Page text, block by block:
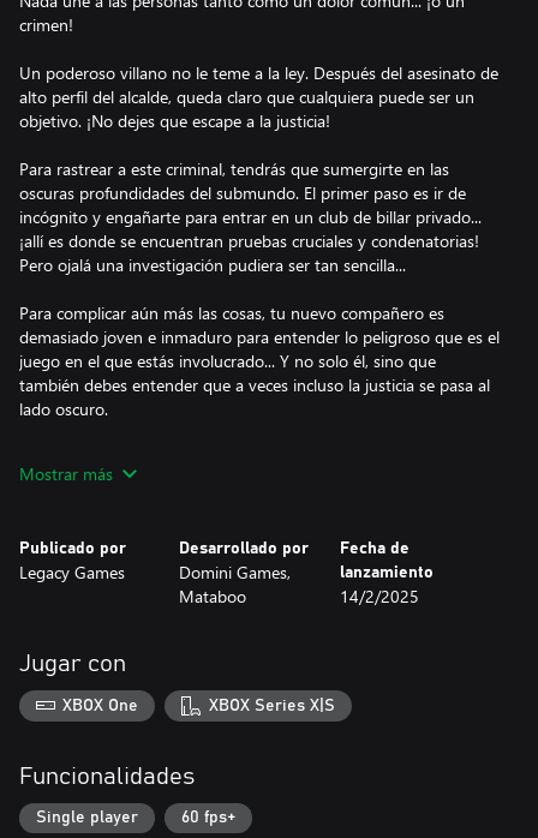
crimen!
Un poderoso villano no le teme a la ley. Después del asesinato de
alto perfil del alcalde, queda claro que cualquiera puede ser un
objetivo. ¡No dejes que escape a la justicia!
Para rastrear a este criminal, tendrás que sumergirte en las
oscuras profundidades del submundo. El primer paso es ir de
incógnito y engañarte para entrar en un club de billar privado...
¡allí es donde se encuentran pruebas cruciales y condenatorias!
Pero ojalá una investigación pudiera ser tan sencilla...
Para complicar aún más las cosas, tu nuevo compañero es
demasiado joven e inmaduro para entender lo peligroso que es el
juego en el que estás involucrado... Y no solo él, sino que
también debes entender que a veces incluso la justicia se pasa al
lado oscuro.
menos... permanecer con vida?
la serie Unsolved Case. ¡Busca pruebas, habla con los
sospechosos, resuelve complejos acertijos y toma decisiones que
Mostrar más
Publicado por
Legacy Games
Desarrollado por
Domini Games,
Mataboo
Fecha de
lanzamiento
14/2/2025
Jugar con
XBOX One XBOX Series X|S
Funcionalidades
Single player 60 fps+